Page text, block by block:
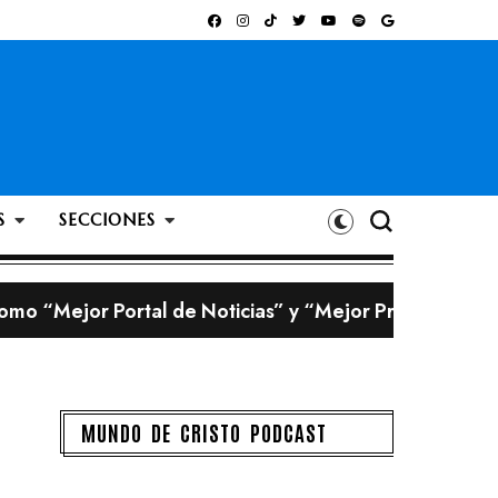
SECCIONES
“Mejor Portal de Noticias” y “Mejor Programa
creadas con inteligencia artificial
MUNDO DE CRISTO PODCAST